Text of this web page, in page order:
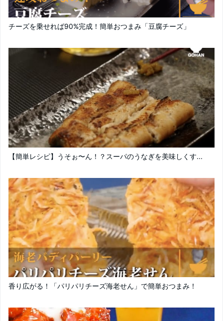
チーズを乗せれば90%完成！簡単おつまみ「豆腐チーズ」
【簡単レシピ】うそぉ〜ん！？スーパのうなぎを美味しくす...
香り広がる！「パリパリチーズ海老せん」で簡単おつまみ！